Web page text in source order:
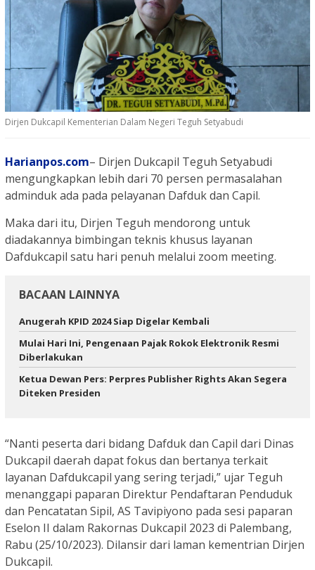
Dirjen Dukcapil Kementerian Dalam Negeri Teguh Setyabudi
Harianpos.com– Dirjen Dukcapil Teguh Setyabudi
mengungkapkan lebih dari 70 persen permasalahan
adminduk ada pada pelayanan Dafduk dan Capil.
Maka dari itu, Dirjen Teguh mendorong untuk
diadakannya bimbingan teknis khusus layanan
Dafdukcapil satu hari penuh melalui zoom meeting.
BACAAN LAINNYA
Anugerah KPID 2024 Siap Digelar Kembali
Mulai Hari Ini, Pengenaan Pajak Rokok Elektronik Resmi
Diberlakukan
Ketua Dewan Pers: Perpres Publisher Rights Akan Segera
Diteken Presiden
“Nanti peserta dari bidang Dafduk dan Capil dari Dinas
Dukcapil daerah dapat fokus dan bertanya terkait
layanan Dafdukcapil yang sering terjadi,” ujar Teguh
menanggapi paparan Direktur Pendaftaran Penduduk
dan Pencatatan Sipil, AS Tavipiyono pada sesi paparan
Eselon II dalam Rakornas Dukcapil 2023 di Palembang,
Rabu (25/10/2023). Dilansir dari laman kementrian Dirjen
Dukcapil.